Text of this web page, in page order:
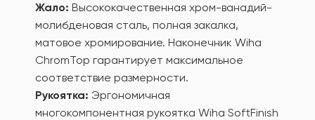
Жало: Высококачественная хром-ванадий-
молибденовая сталь, полная закалка,
матовое хромирование. Наконечник Wiha
ChromTop гарантирует максимальное
соответствие размерности.
Рукоятка: Эргономичная
многокомпонентная рукоятка Wiha SoftFinish